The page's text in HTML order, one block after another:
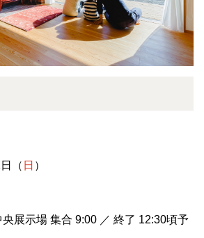
（ 日 ）
展示場 集合 9:00 ／ 終了 12:30頃予